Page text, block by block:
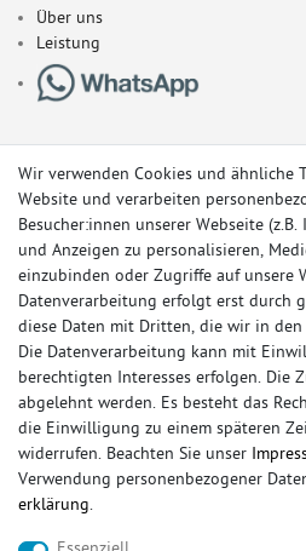
Über uns
Leistung
© Copyright 2026 Sportauspuff-
Preisangaben inkl. gesetzlicher MwSt.
Das Internetportal für
Rennsportanlagen, Sportendrohre,
Vorschalldämpfer, Sportkat, Ersatzrohr
Wir verwenden Cookies und ähnliche
Website und verarbeiten
Besucher:innen unserer Webseite
und Anzeigen zu personalisieren,
einzubinden oder Zugriffe auf unsere
Datenverarbeitung erfolgt erst durch
diese Daten mit Dritten, die wir in
Die Datenverarbeitung kann mit
berechtigten Interesses erfolgen. Die
abgelehnt werden. Es besteht das
die Einwilligung zu einem späteren
widerrufen. Beachten Sie unser
Verwendung personenbezogener
erklärung.